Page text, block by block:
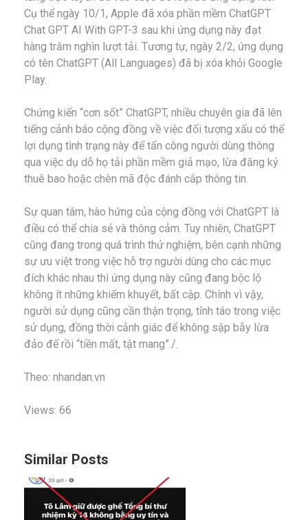
Cụ thể ngày 10/1, Apple đã xóa phần mềm ChatGPT
Chat GPT AI With GPT-3 sau khi ứng dụng này đạt
hàng trăm nghìn lượt tải. Tương tự, ngày 2/2, ứng dụng
có tên ChatGPT (All Languages) đã bị xóa khỏi Google
Play.
Chứng kiến “cơn sốt” ChatGPT, nhiều chuyên gia đã lên
tiếng cảnh báo cộng đồng về việc đối tượng xấu có thể
lợi dụng tình trạng này để tấn công người dùng thông
qua việc dụ dỗ họ tải phần mềm giả mạo, lừa đăng ký
thuê bao hoặc chèn mã độc đánh cắp thông tin.
Sự quan tâm, hào hứng của cộng đồng với ChatGPT là
điều có thể chia sẻ và thông cảm. Tuy nhiên, ChatGPT
cũng đang trong quá trình thử nghiệm, bên cạnh những
sự ưu việt trong việc hỗ trợ người dùng cho các mục
đích khác nhau thì ứng dụng này cũng đang bộc lộ
không ít những khiếm khuyết, bất cập. Chính vì vậy,
người sử dụng cũng cần thận trọng, tỉnh táo trong việc
sử dụng, đồng thời cảnh giác để không sập bẫy lừa
đảo để rồi “tiền mất, tật mang”./.
Theo: nhandan.vn
Views: 66
Similar Posts